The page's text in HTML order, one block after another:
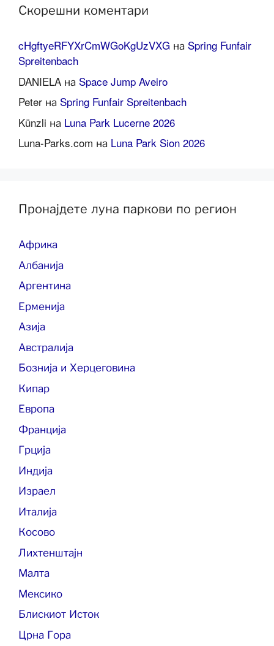
Скорешни коментари
cHgftyeRFYXrCmWGoKgUzVXG на Spring Funfair
Spreitenbach
DANIELA на Space Jump Aveiro
Peter на Spring Funfair Spreitenbach
Künzli на Luna Park Lucerne 2026
Luna-Parks.com на Luna Park Sion 2026
Пронајдете луна паркови по регион
Африка
Албанија
Аргентина
Ерменија
Азија
Австралија
Бознија и Херцеговина
Кипар
Европа
Франција
Грција
Индија
Израел
Италија
Косово
Лихтенштајн
Малта
Мексико
Блискиот Исток
Црна Гора